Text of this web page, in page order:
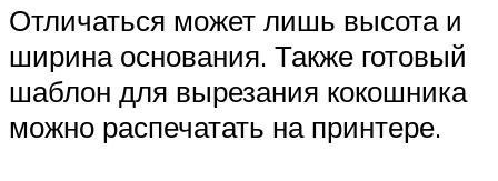
Отличаться может лишь высота и
ширина основания. Также готовый
шаблон для вырезания кокошника
можно распечатать на принтере.